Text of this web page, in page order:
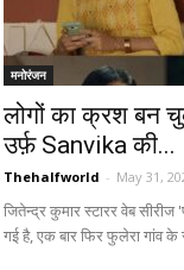
मनोरंजन
लोगों का क्रश बन
उर्फ़ Sanvika की...
Thehalfworld - May 31,
जितेन्द्र कुमार स्टारर वेब
गई है, एक बार फिर फुलेरा गांव